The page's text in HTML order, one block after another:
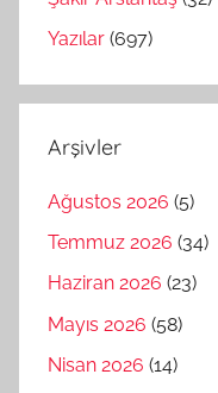
Yazılar (697)
Arşivler
Ağustos 2026 (5)
Temmuz 2026 (34)
Haziran 2026 (23)
Mayıs 2026 (58)
Nisan 2026 (14)